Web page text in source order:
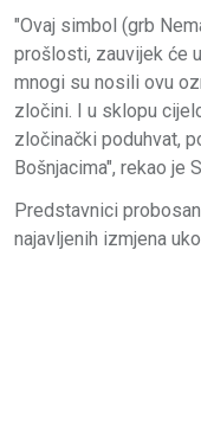
"Ovaj simbol (grb
prošlosti, zauvijek će
mnogi su nosili ovu
zločini. I u sklopu
zločinački poduhvat,
Bošnjacima", rekao je
Predstavnici
najavljenih izmjena